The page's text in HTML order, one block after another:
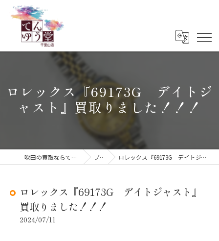
ロレックス『69173G デイトジ
ャスト』買取りました！！！
吹田の買取ならてんゆう堂 千里山店 ブログ ロレックス『69173G デイトジャスト』買取りました！！！
ロレックス『69173G デイトジャスト』
買取りました！！！
2024/07/11